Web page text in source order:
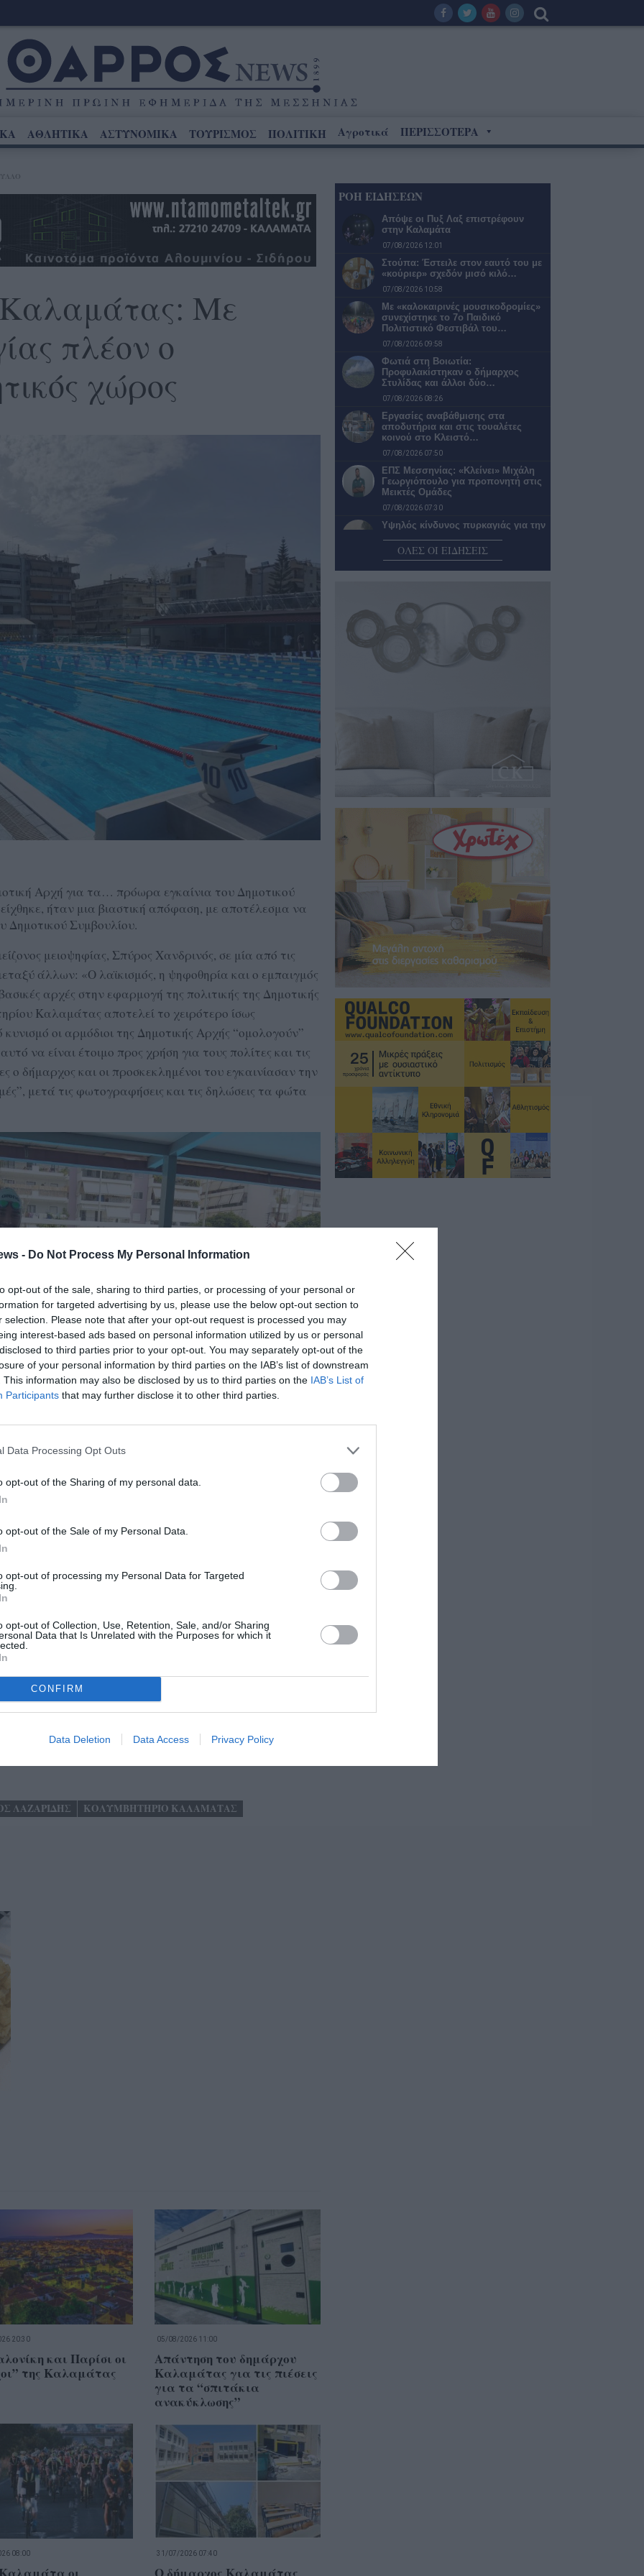
- Do Not Process My Personal Information
opt-out of the sale, sharing to third parties, or processing of your personal or
for targeted advertising by us, please use the below opt-out section to
selection. Please note that after your opt-out request is processed you may
interest-based ads based on personal information utilized by us or personal
to third parties prior to your opt-out. You may separately opt-out of the
of your personal information by third parties on the IAB’s list of downstream
This information may also be disclosed by us to third parties on the IAB’s List of
Participants that may further disclose it to other third parties.
Data Processing Opt Outs
opt-out of the Sharing of my personal data.
opt-out of the Sale of my Personal Data.
opt-out of processing my Personal Data for Targeted
opt-out of Collection, Use, Retention, Sale, and/or Sharing
Data that Is Unrelated with the Purposes for which it
CONFIRM
Data Deletion Data Access Privacy Policy
ΑΘΛΗΤΙΚΑ ΑΣΤΥΝΟΜΙΚΑ ΤΟΥΡΙΣΜΟΣ ΠΟΛΙΤΙΚΗ Αγροτικά ΠΕΡΙΣΣΟΤΕΡΑ
Καλαμάτας: Με
πλέον ο
χώρος
Αρχή για τα… πρόωρα εγκαίνια του Δημοτικού
ήταν μια βιαστική απόφαση, με αποτέλεσμα να
Δημοτικού Συμβουλίου.
μειοψηφίας, Σπύρος Χανδρινός, σε μία από τις
άλλων: «Ο λαϊκισμός, η ψηφοθηρία και ο εμπαιγμός
αρχές στην εφαρμογή της πολιτικής της Δημοτικής
Καλαμάτας αποτελεί το χειρότερο ίσως
οι αρμόδιοι της Δημοτικής Αρχής “ομολογούν”
να είναι έτοιμο προς χρήση για τους πολίτες και τις
ο δήμαρχος και οι προσκεκλημένοι του εγκαινίασαν την
μετά τις φωτογραφήσεις και τις δηλώσεις τα φώτα
αλλά και για να αντιστρέψει το κλίμα, το Δημοτικό
ο δήμαρχος Θανάσης Βασιλόπουλος, συνοδευόμενος
στο οποίο προπονείται τις μέρες αυτές ο
στην κολύμβηση, Απόστολος Χρήστου, μαζί με άλλους
του προπονητή Παναγιώτη Βελέντζα.
ευχές με τον προπονητή και τους διακεκριμένους
λόγια για τις αναβαθμισμένες εγκαταστάσεις του
τη Μ. Τρίτη έλαβε και επίσημα, μετά την
διαδικασιών, την άδεια λειτουργίας του.
ΛΑΖΑΡΙΔΗΣ ΚΟΛΥΜΒΗΤΗΡΙΟ ΚΑΛΑΜΑΤΑΣ
20:30
και Παρίσι οι
της Καλαμάτας
05/08/2026 11:00
Απάντηση του δημάρχου
Καλαμάτας για τις πιέσεις
για τα “σπιτάκια
ανακύκλωσης”
08:00 31/07/2026 07:40
ΡΟΗ ΕΙΔΗΣΕΩΝ
Απόψε οι Πυξ Λαξ επιστρέφουν
στην Καλαμάτα
07/08/2026 12:01
Στούπα: Έστειλε στον εαυτό του με
«κούριερ» σχεδόν μισό κιλό…
07/08/2026 10:58
Με «καλοκαιρινές μουσικοδρομίες»
συνεχίστηκε το 7ο Παιδικό
Πολιτιστικό Φεστιβάλ του…
07/08/2026 09:58
Φωτιά στη Βοιωτία:
Προφυλακίστηκαν ο δήμαρχος
Στυλίδας και άλλοι δύο…
07/08/2026 08:26
Εργασίες αναβάθμισης στα
αποδυτήρια και στις τουαλέτες
κοινού στο Κλειστό…
07/08/2026 07:50
ΕΠΣ Μεσσηνίας: «Κλείνει» Μιχάλη
Γεωργιόπουλο για προπονητή στις
Μεικτές Ομάδες
07/08/2026 07:30
Υψηλός κίνδυνος πυρκαγιάς για την
07/08/2026 06:44
Ο καιρός σήμερα Παρασκευή στην
Αναβλήθηκε η επαναπροκήρυξη του
διαγωνισμού για τις υδατοδεξαμενές
06/08/2026 23:10
ΟΛΕΣ ΟΙ ΕΙΔΗΣΕΙΣ